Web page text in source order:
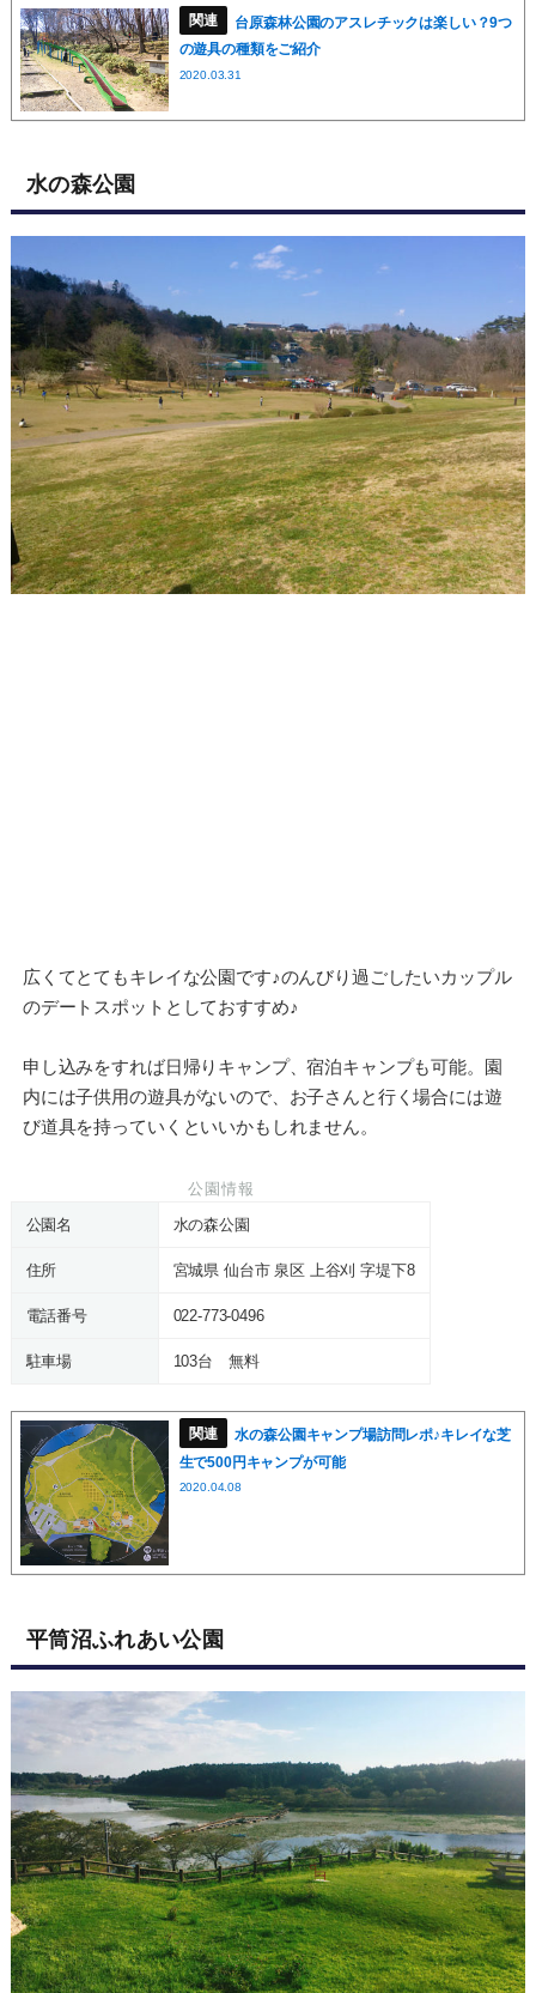
台原森林公園のアスレチックは楽しい？9つ
の遊具の種類をご紹介
2020.03.31
水の森公園
広くてとてもキレイな公園です♪のんびり過ごしたいカップル
のデートスポットとしておすすめ♪
申し込みをすれば日帰りキャンプ、宿泊キャンプも可能。園
内には子供用の遊具がないので、お子さんと行く場合には遊
び道具を持っていくといいかもしれません。
公園情報
公園名
水の森公園
住所 宮城県 仙台市 泉区 上谷刈 字堤下8
電話番号 022-773-0496
駐車場 103台 無料
水の森公園キャンプ場訪問レポ♪キレイな芝
生で500円キャンプが可能
2020.04.08
平筒沼ふれあい公園